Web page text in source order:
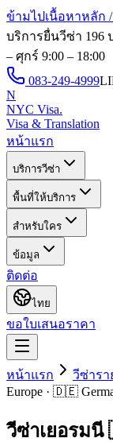
ข้ามไปเนื้อหาหลัก /
บริการยื่นวีซ่า 196
– ศุกร์ 9:00 – 18:00
083-249-4999
N
NYC Visa.
Visa & Translation
หน้าแรก
บริการวีซ่า
พื้นที่ให้บริการ
สำหรับใคร
ข้อมูล
ติดต่อ
ไทย
ขอใบเสนอราคา
หน้าแรก วีซ่ารา
Europe · 🇩🇪
วีซ่าเยอรมนี